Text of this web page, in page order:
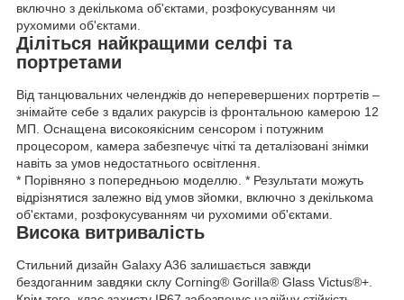
включно з декількома об'єктами, розфокусуванням чи
рухомими об'єктами.
Діліться найкращими селфі та
портретами
Від танцювальних челенджів до неперевершених портретів –
знімайте себе з вдалих ракурсів із фронтальною камерою 12
МП. Оснащена високоякісним сенсором і потужним
процесором, камера забезпечує чіткі та деталізовані знімки
навіть за умов недостатнього освітлення.
* Порівняно з попередньою моделлю. * Результати можуть
відрізнятися залежно від умов зйомки, включно з декількома
об'єктами, розфокусуванням чи рухомими об'єктами.
Висока витривалість
Стильний дизайн Galaxy A36 залишається завжди
бездоганним завдяки склу Corning® Gorilla® Glass Victus®+.